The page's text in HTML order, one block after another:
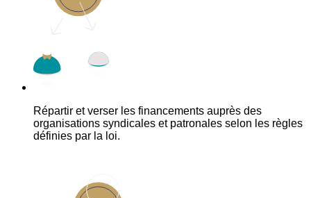
Répartir et verser les financements auprès des
organisations syndicales et patronales selon les règles
définies par la loi.